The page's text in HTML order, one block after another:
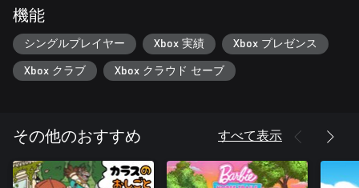
機能
シングルプレイヤー Xbox 実績 Xbox プレゼンス
Xbox クラブ Xbox クラウド セーブ
その他のおすすめ すべて表示